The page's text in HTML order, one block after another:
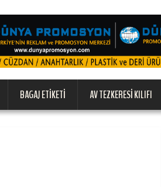
BAGAJ ETIKETI AV TEZKERESI KILIFI